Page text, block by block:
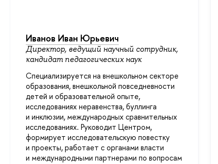
Иванов Иван Юрьевич
Директор, ведущий научный сотрудник,
кандидат педагогических наук
Специализируется на внешкольном секторе
образования, внешкольной повседневности
детей и образовательной опыте,
исследованиях неравенства, буллинга
и инклюзии, международных сравнительных
исследованиях. Руководит Центром,
формирует исследовательскую повестку
и проекты, работает с органами власти
и международными партнерами по вопросам